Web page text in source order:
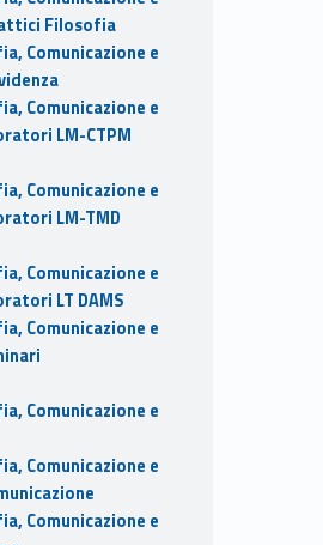
Filosofia
Comunicazione e
Comunicazione e
LM-CTPM
Comunicazione e
LM-TMD
Comunicazione e
LT DAMS
Comunicazione e
Comunicazione e
Comunicazione e
Comunicazione e